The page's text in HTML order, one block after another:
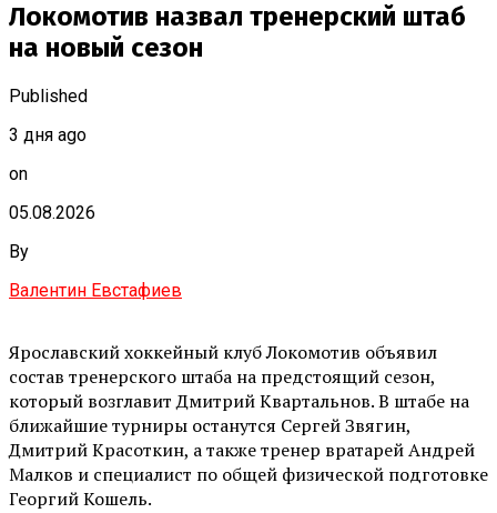
Локомотив назвал тренерский штаб
на новый сезон
Published
3 дня ago
on
05.08.2026
By
Валентин Евстафиев
Ярославский хоккейный клуб Локомотив объявил
состав тренерского штаба на предстоящий сезон,
который возглавит Дмитрий Квартальнов. В штабе на
ближайшие турниры останутся Сергей Звягин,
Дмитрий Красоткин, а также тренер вратарей Андрей
Малков и специалист по общей физической подготовке
Георгий Кошель.